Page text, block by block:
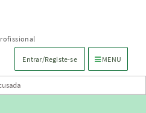
Entrar/Registe-se Menu de
MENU